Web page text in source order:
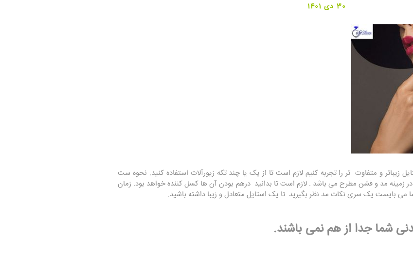
30 دی 1401
زیباتر و متفاوت تر را تجربه کنیم لازم است تا از یک یا چند تکه زیورآلات استفاده کنید. نحوه ست
در زمینه مد و فشن مطرح می باشد . لازم است تا بدانید درهم بودن آن ها کسل کننده خواهد بود. زمان
می بایست یک سری نکات مد نظر بگیرید تا یک استایل متعادل و زیبا داشته باشید.
شما جدا از هم نمی باشند.